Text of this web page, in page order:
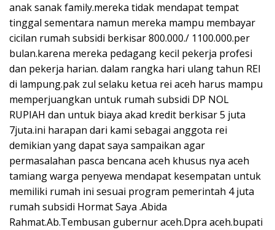
anak sanak family.mereka tidak mendapat tempat
tinggal sementara namun mereka mampu membayar
cicilan rumah subsidi berkisar 800.000./ 1100.000.per
bulan.karena mereka pedagang kecil pekerja profesi
dan pekerja harian. dalam rangka hari ulang tahun REI
di lampung.pak zul selaku ketua rei aceh harus mampu
memperjuangkan untuk rumah subsidi DP NOL
RUPIAH dan untuk biaya akad kredit berkisar 5 juta
7juta.ini harapan dari kami sebagai anggota rei
demikian yang dapat saya sampaikan agar
permasalahan pasca bencana aceh khusus nya aceh
tamiang warga penyewa mendapat kesempatan untuk
memiliki rumah ini sesuai program pemerintah 4 juta
rumah subsidi Hormat Saya .Abida
Rahmat.Ab.Tembusan gubernur aceh.Dpra aceh.bupati